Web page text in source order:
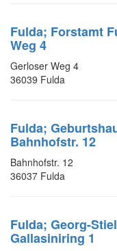
Fulda; Forstamt
Weg 4
Gerloser Weg 4
36039 Fulda
Fulda;
Bahnhofstr. 12
Bahnhofstr. 12
36037 Fulda
Fulda; Georg-
Gallasiniring 1